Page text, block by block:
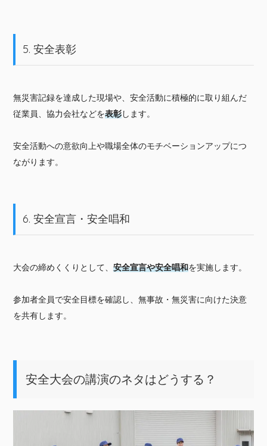
5. 安全表彰
無災害記録を達成した現場や、安全活動に積極的に取り組んだ
従業員、協力会社などを表彰します。
安全活動への意欲向上や職場全体のモチベーションアップにつ
ながります。
6. 安全宣言・安全唱和
大会の締めくくりとして、安全宣言や安全唱和を実施します。
参加者全員で安全目標を確認し、無事故・無災害に向けた決意
を共有します。
安全大会の講演のネタはどうする？